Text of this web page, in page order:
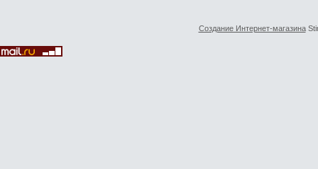
Создание Интернет-магазина